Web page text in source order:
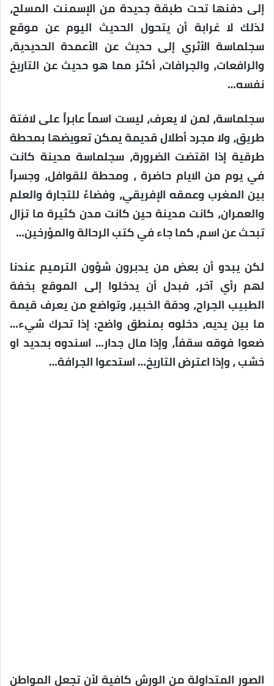
إلى دفنها تحت طبقة جديدة من الإسمنت المسلح،
لذلك لا غرابة أن يتحول الحديث اليوم عن موقع
سجلماسة الأثري إلى حديث عن الأعمدة الحديدية،
والرافعات، والجرافات، أكثر مما هو حديث عن التاريخ
نفسه…
سجلماسة، لمن لا يعرف، ليست اسماً عابراً على لافتة
طريق، ولا مجرد أطلال قديمة يمكن تعويضها بمحطة
طرقية إذا اقتضت الضرورة، سجلماسة مدينة كانت
في يوم من الايام حاضرة ، ومحطة للقوافل، وجسراً
بين المغرب وعمقه الإفريقي، وفضاءً للتجارة والعلم
والعمران، كانت مدينة حين كانت مدن كثيرة ما تزال
تبحث عن اسم، كما جاء في كتب الرحالة والمؤرخين…
لكن يبدو أن بعض من يدبرون شؤون الترميم عندنا
لهم رأي آخر، فبدل أن يدخلوا إلى الموقع بخفة
الطبيب الجراح، ودقة الخبير، وتواضع من يعرف قيمة
ما بين يديه، دخلوه بمنطق واضح: إذا تحرك شيء…
ضعوا فوقه سقفاً، وإذا مال جدار… اسندوه بحديد او
خشب ، وإذا اعترض التاريخ… استدعوا الجرافة…
الصور المتداولة من الورش كافية لأن تجعل المواطن